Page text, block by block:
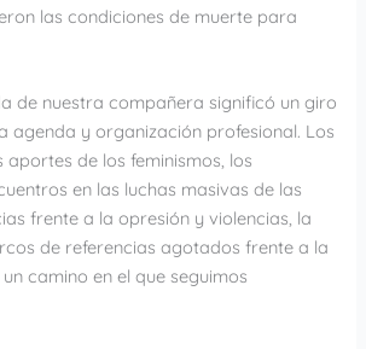
las condiciones de muerte para
de nuestra compañera significó un giro
agenda y organización profesional. Los
de los feminismos, los
en las luchas masivas de las
frente a la opresión y violencias, la
de referencias agotados frente a la
camino en el que seguimos